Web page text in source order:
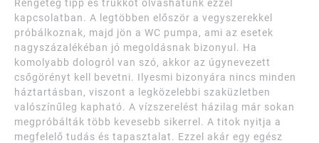
Rengeteg tipp és trükköt olvashatunk ezzel
kapcsolatban. A legtöbben először a vegyszerekkel
próbálkoznak, majd jön a WC pumpa, ami az esetek
nagyszázalékéban jó megoldásnak bizonyul. Ha
komolyabb dologról van szó, akkor az úgynevezett
csőgörényt kell bevetni. Ilyesmi bizonyára nincs minden
háztartásban, viszont a legközelebbi szaküzletben
valószínűleg kapható. A vízszerelést házilag már sokan
megpróbálták több kevesebb sikerrel. A titok nyitja a
megfelelő tudás és tapasztalat. Ezzel akár egy egész